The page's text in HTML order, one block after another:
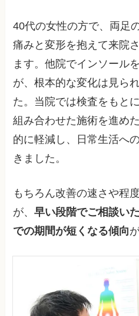
40代の女性の方で、両足
痛みと変形を抱えて来院
ます。他院でインソール
が、根本的な変化は見ら
た。当院では検査をもと
組み合わせた施術を進め
的に軽減し、日常生活へ
きました。
もちろん改善の速さや程
が、早い段階でご相談い
での期間が短くなる傾向